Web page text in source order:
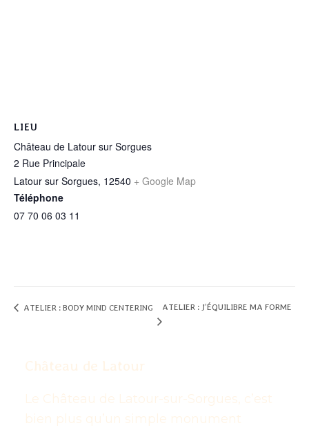
LIEU
Château de Latour sur Sorgues
2 Rue Principale
Latour sur Sorgues, 12540 + Google Map
Téléphone
07 70 06 03 11
ATELIER : BODY MIND CENTERING ATELIER : J’ÉQUILIBRE MA FORME
Château de Latour
Le Château de Latour-sur-Sorgues, c’est
bien plus qu’un simple monument